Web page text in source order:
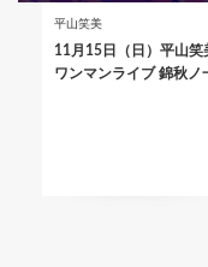
平山笑美
11月15日（日）平山笑
ワンマンライブ 錦秋ノ